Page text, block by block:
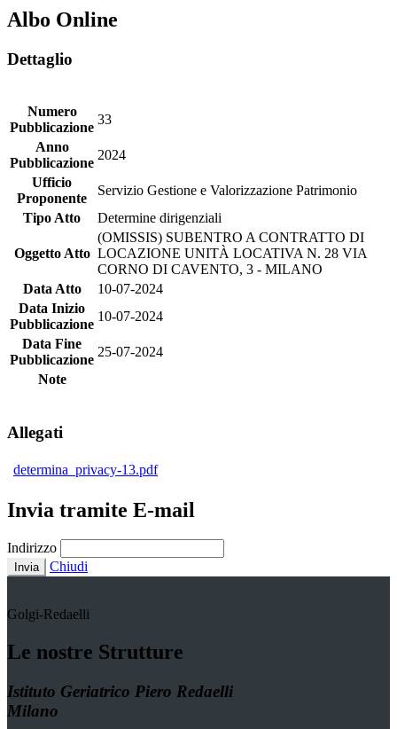
Albo Online
Dettaglio
Numero
Pubblicazione
33
Anno
Pubblicazione
2024
Ufficio
Proponente
Servizio Gestione e Valorizzazione Patrimonio
Tipo Atto
Determine dirigenziali
Oggetto Atto
(OMISSIS) SUBENTRO A CONTRATTO DI
LOCAZIONE UNITÀ LOCATIVA N. 28 VIA
CORNO DI CAVENTO, 3 - MILANO
Data Atto
10-07-2024
Data Inizio
Pubblicazione
10-07-2024
Data Fine
Pubblicazione
25-07-2024
Note
Allegati
determina_privacy-13.pdf
Invia tramite E-mail
Indirizzo
Invia Chiudi
Golgi-Redaelli
Le nostre Strutture
Istituto Geriatrico Piero Redaelli
Milano